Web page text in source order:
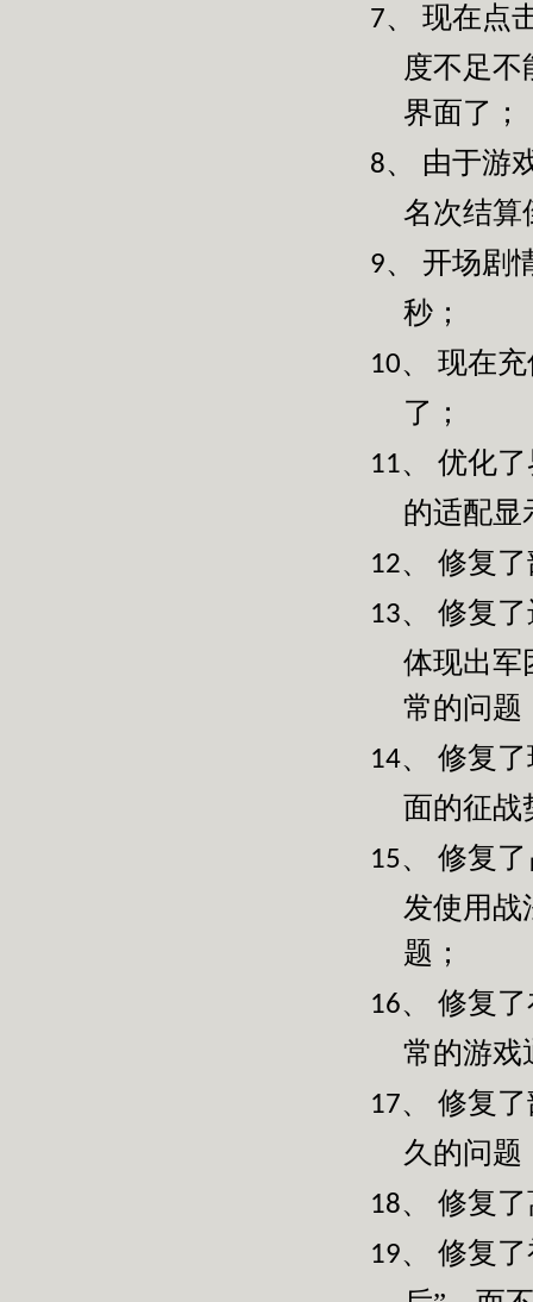
7、
现在点
度不足
界面了；
8、
由于游
名次结算
9、
开场剧
秒；
10、
现在
了；
11、
优化
的适配显
12、 修复
13、
修复
体现出军
常的问题
14、
修复
面的征战
15、
修复
发使用战
题；
16、
修复
常的游戏
17、
修复
久的问题
18、 修复
19、
修复